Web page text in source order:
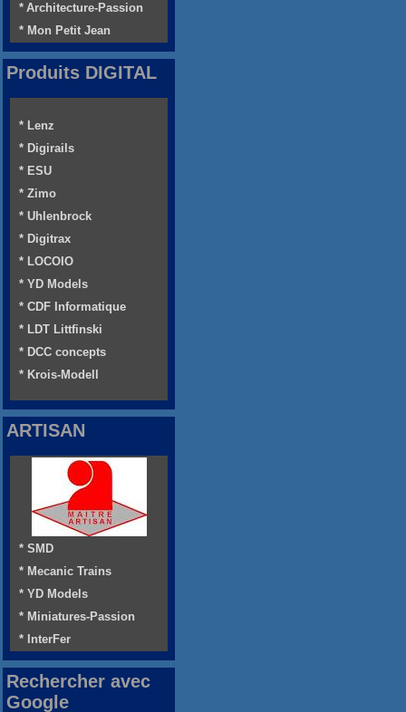
* Architecture-Passion
* Mon Petit Jean
Produits DIGITAL
* Lenz
* Digirails
* ESU
* Zimo
* Uhlenbrock
* Digitrax
* LOCOIO
* YD Models
* CDF Informatique
* LDT Littfinski
* DCC concepts
* Krois-Modell
ARTISAN
* SMD
* Mecanic Trains
* YD Models
* Miniatures-Passion
* InterFer
Rechercher avec
Google